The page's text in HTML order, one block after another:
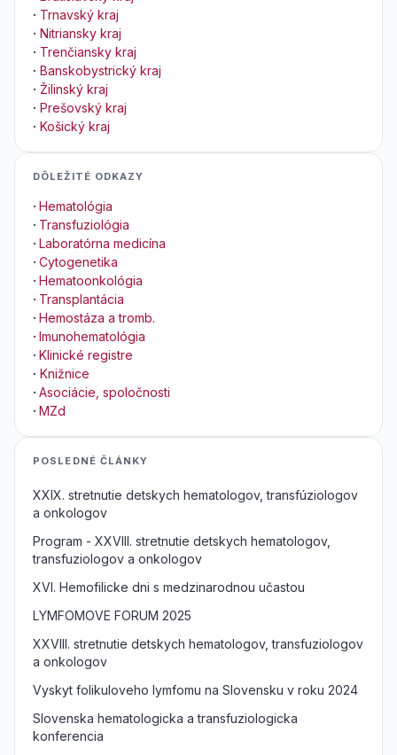
· Trnavský kraj
· Nitriansky kraj
· Trenčiansky kraj
· Banskobystrický kraj
· Žilinský kraj
· Prešovský kraj
· Košický kraj
DÔLEŽITÉ ODKAZY
· Hematológia
· Transfuziológia
· Laboratórna medicína
· Cytogenetika
· Hematoonkológia
· Transplantácia
· Hemostáza a tromb.
· Imunohematológia
· Klinické registre
· Knižnice
· Asociácie, spoločnosti
· MZd
POSLEDNÉ ČLÁNKY
XXIX. stretnutie detskych hematologov, transfúziologov
a onkologov
Program - XXVIII. stretnutie detskych hematologov,
transfuziologov a onkologov
XVI. Hemofilicke dni s medzinarodnou učastou
LYMFOMOVE FORUM 2025
XXVIII. stretnutie detskych hematologov, transfuziologov
a onkologov
Vyskyt folikuloveho lymfomu na Slovensku v roku 2024
Slovenska hematologicka a transfuziologicka
konferencia